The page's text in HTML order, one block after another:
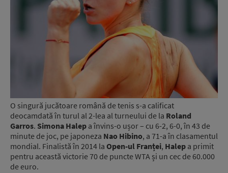
O singură jucătoare română de tenis s-a calificat
deocamdată în turul al 2-lea al turneului de la Roland
Garros. Simona Halep a învins-o ușor – cu 6-2, 6-0, în 43 de
minute de joc, pe japoneza Nao Hibino, a 71-a în clasamentul
mondial. Finalistă în 2014 la Open-ul Franței, Halep a primit
pentru această victorie 70 de puncte WTA și un cec de 60.000
de euro.